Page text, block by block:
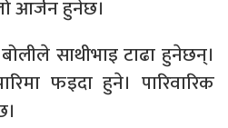
आर्जन हुनेछ।
साथीभाइ टाढा हुनेछन्।
फइदा हुने। पारिवारिक